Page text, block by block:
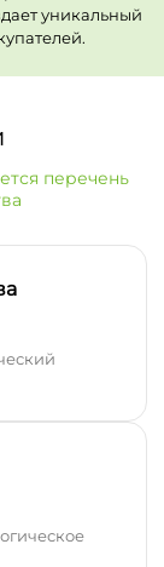
уникальный
перечень